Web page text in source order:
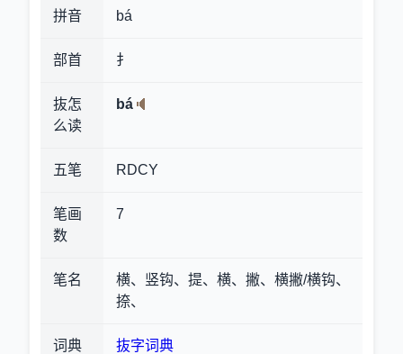
拼音 bá
部首 扌
抜怎
么读
bá
五笔 RDCY
笔画
数
7
笔名
横、竖钩、提、横、撇、横撇/横钩、
捺、
词典 抜字词典